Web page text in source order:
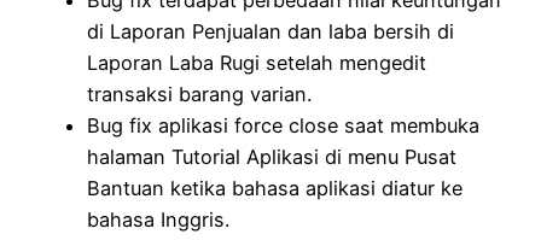
di Laporan Penjualan dan laba bersih di
Laporan Laba Rugi setelah mengedit
transaksi barang varian.
Bug fix aplikasi force close saat membuka
halaman Tutorial Aplikasi di menu Pusat
Bantuan ketika bahasa aplikasi diatur ke
bahasa Inggris.